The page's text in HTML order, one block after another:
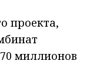
проекта,
миллионов